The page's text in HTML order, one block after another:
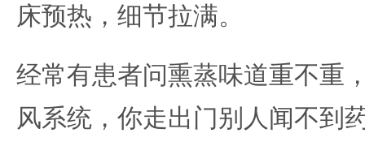
床预热，细节拉满。
经常有患者问熏蒸味道重不重
风系统，你走出门别人闻不到